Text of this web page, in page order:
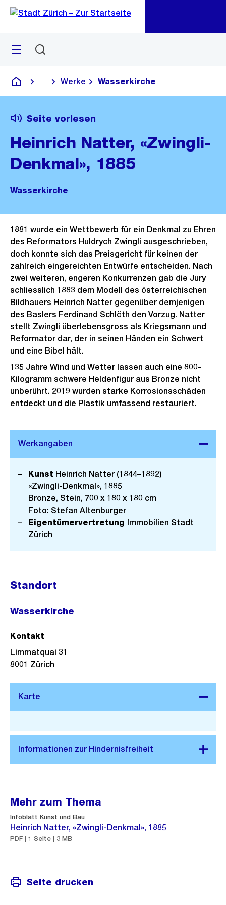
Navigation
Sprunglink
Menü
Deutsch
Blende alle Breadcrumbs ein
Werke Wasserkirche
Seite vorlesen
Heinrich Natter, «Zwingli-
Denkmal», 1885
Wasserkirche
1881 wurde ein Wettbewerb für ein Denkmal zu Ehren
des Reformators Huldrych Zwingli ausgeschrieben,
doch konnte sich das Preisgericht für keinen der
zahlreich eingereichten Entwürfe entscheiden. Nach
zwei weiteren, engeren Konkurrenzen gab die Jury
schliesslich 1883 dem Modell des österreichischen
Bildhauers Heinrich Natter gegenüber demjenigen
des Baslers Ferdinand Schlöth den Vorzug. Natter
stellt Zwingli überlebensgross als Kriegsmann und
Reformator dar, der in seinen Händen ein Schwert
und eine Bibel hält.
135 Jahre Wind und Wetter lassen auch eine 800-
Kilogramm schwere Heldenfigur aus Bronze nicht
unberührt. 2019 wurden starke Korrosionsschäden
entdeckt und die Plastik umfassend restauriert.
Kunst Heinrich Natter (1844–1892)
«Zwingli-Denkmal», 1885
Bronze, Stein, 700 x 180 x 180 cm
Foto: Stefan Altenburger
Eigentümervertretung Immobilien Stadt
Zürich
Standort
Wasserkirche
Stadtplan 3D
Kontakt
Limmatquai 31
8001 Zürich
Mehr zum Thema
Infoblatt Kunst und Bau
Heinrich Natter, «Zwingli-Denkmal», 1885
PDF | 1 Seite | 3 MB
Seite drucken